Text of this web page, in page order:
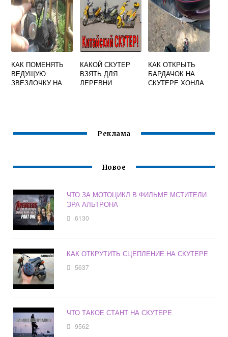
КАК ПОМЕНЯТЬ
ВЕДУЩУЮ
ЗВЕЗДОЧКУ НА
КАКОЙ СКУТЕР
ВЗЯТЬ ДЛЯ
ДЕРЕВНИ
КАК ОТКРЫТЬ
БАРДАЧОК НА
СКУТЕРЕ ХОНДА
Реклама
Новое
ЧТО ЗА МОТОЦИКЛ В ФИЛЬМЕ МСТИТЕЛИ
ЭРА АЛЬТРОНА
6130
КАК ОТКРУТИТЬ СЦЕПЛЕНИЕ НА СКУТЕРЕ
5637
ЧТО ТАКОЕ СТАНТ НА СКУТЕРЕ
9562